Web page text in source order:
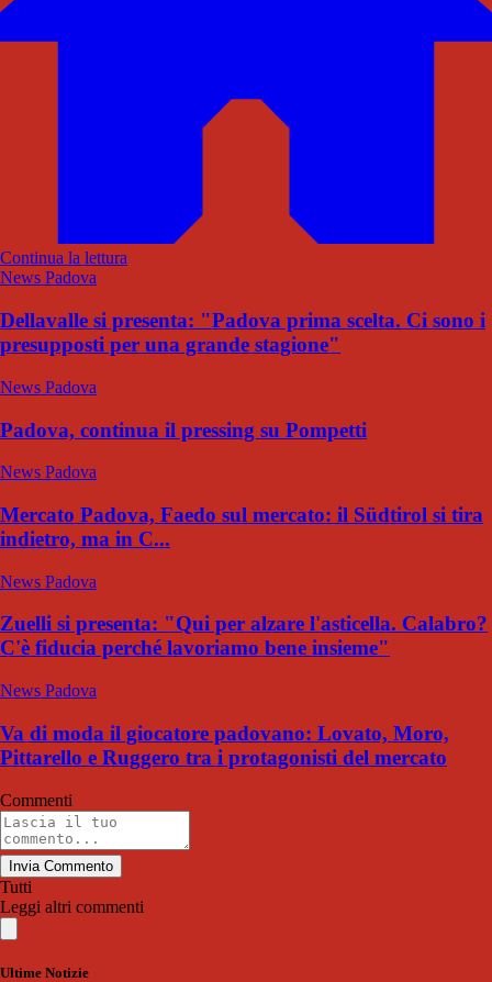
Continua la lettura
News Padova
Dellavalle si presenta: "Padova prima scelta. Ci sono i
presupposti per una grande stagione"
News Padova
Padova, continua il pressing su Pompetti
News Padova
Mercato Padova, Faedo sul mercato: il Südtirol si tira
indietro, ma in C...
News Padova
Zuelli si presenta: "Qui per alzare l'asticella. Calabro?
C'è fiducia perché lavoriamo bene insieme"
News Padova
Va di moda il giocatore padovano: Lovato, Moro,
Pittarello e Ruggero tra i protagonisti del mercato
Commenti
Invia Commento
Tutti
Leggi altri commenti
Ultime Notizie